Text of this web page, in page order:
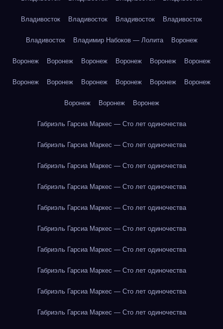
Владивосток Владивосток Владивосток Владивосток
Владивосток Владимир Набоков — Лолита Воронеж
Воронеж Воронеж Воронеж Воронеж Воронеж Воронеж
Воронеж Воронеж Воронеж Воронеж Воронеж Воронеж
Воронеж Воронеж Воронеж
Габриэль Гарсиа Маркес — Сто лет одиночества
Габриэль Гарсиа Маркес — Сто лет одиночества
Габриэль Гарсиа Маркес — Сто лет одиночества
Габриэль Гарсиа Маркес — Сто лет одиночества
Габриэль Гарсиа Маркес — Сто лет одиночества
Габриэль Гарсиа Маркес — Сто лет одиночества
Габриэль Гарсиа Маркес — Сто лет одиночества
Габриэль Гарсиа Маркес — Сто лет одиночества
Габриэль Гарсиа Маркес — Сто лет одиночества
Габриэль Гарсиа Маркес — Сто лет одиночества